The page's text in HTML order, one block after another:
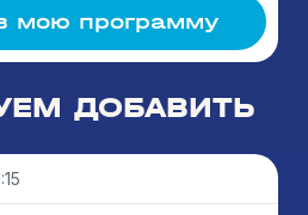
мою программу
ДОБАВИТЬ